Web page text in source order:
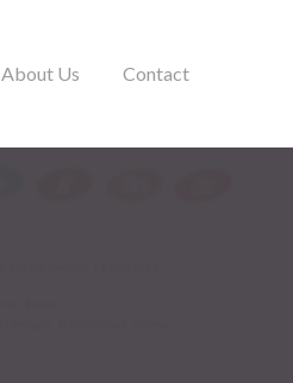
About Us Contact